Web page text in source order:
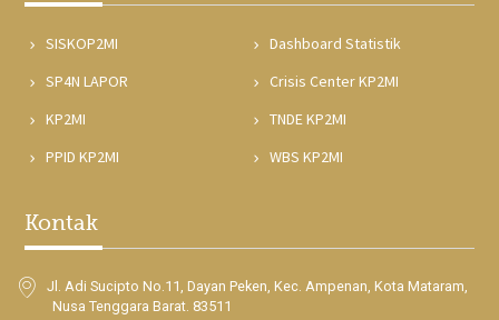
SISKOP2MI
Dashboard Statistik
SP4N LAPOR
Crisis Center KP2MI
KP2MI
TNDE KP2MI
PPID KP2MI
WBS KP2MI
Kontak
Jl. Adi Sucipto No.11, Dayan Peken, Kec. Ampenan, Kota Mataram,
Nusa Tenggara Barat. 83511